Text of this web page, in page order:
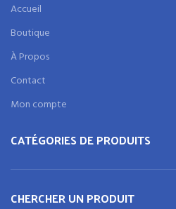
Accueil
Boutique
À Propos
Contact
Mon compte
CATÉGORIES DE PRODUITS
CHERCHER UN PRODUIT